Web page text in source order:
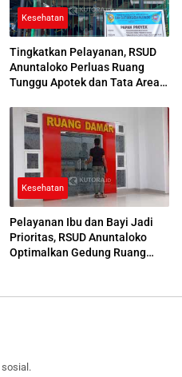
Kesehatan
Tingkatkan Pelayanan, RSUD
Anuntaloko Perluas Ruang
Tunggu Apotek dan Tata Area
Kesehatan
Pelayanan Ibu dan Bayi Jadi
Prioritas, RSUD Anuntaloko
Optimalkan Gedung Ruang